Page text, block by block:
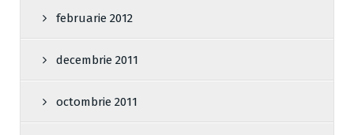
februarie 2012
decembrie 2011
octombrie 2011